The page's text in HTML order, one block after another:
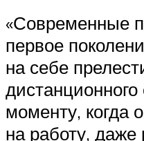
«Современные
первое
на себе
моменту, когда
на работу, даже